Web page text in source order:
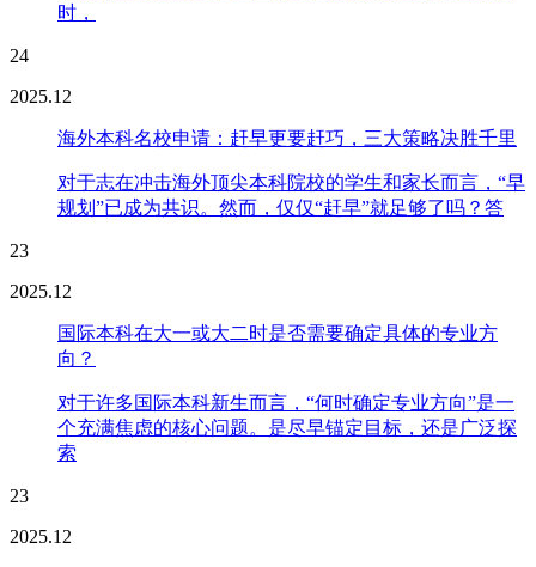
时，
24
2025.12
海外本科名校申请：赶早更要赶巧，三大策略决胜千里
对于志在冲击海外顶尖本科院校的学生和家长而言，“早
规划”已成为共识。然而，仅仅“赶早”就足够了吗？答
23
2025.12
国际本科在大一或大二时是否需要确定具体的专业方
向？
对于许多国际本科新生而言，“何时确定专业方向”是一
个充满焦虑的核心问题。是尽早锚定目标，还是广泛探
索
23
2025.12